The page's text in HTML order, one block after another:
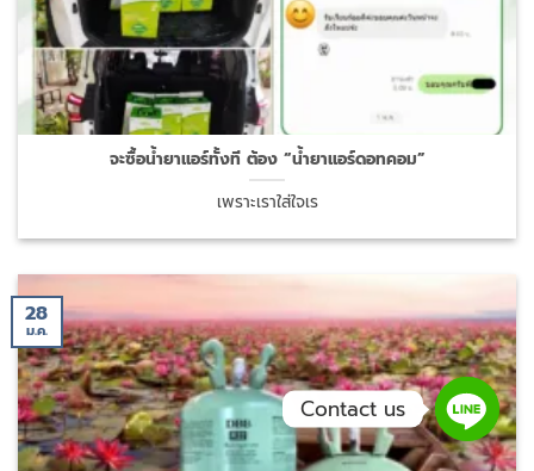
จะซื้อน้ำยาแอร์ทั้งที ต้อง “น้ำยาแอร์ดอทคอม”
เพราะเราใส่ใจเร
28
ม.ค.
Contact us